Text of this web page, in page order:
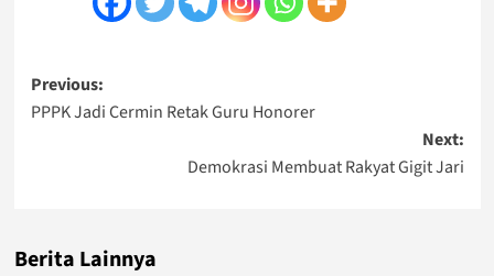
Post
navigation
Previous:
PPPK Jadi Cermin Retak Guru Honorer
Next:
Demokrasi Membuat Rakyat Gigit Jari
Berita Lainnya